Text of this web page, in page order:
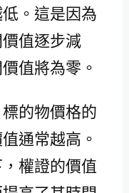
。這是因為
值逐步減
值將為零。
標的物價格的
通常越高。
權證的價值